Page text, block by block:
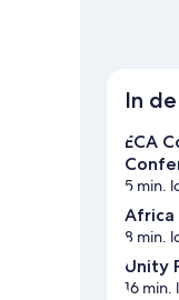
In
ECA
5 min.
Africa
8 min.
Unity
16 min.